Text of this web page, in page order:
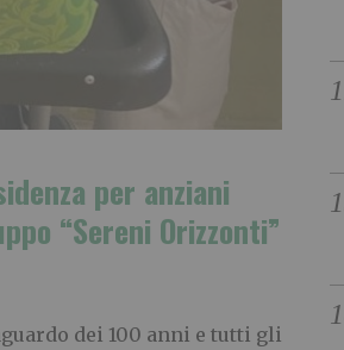
per anziani
“Sereni Orizzonti”
dei 100 anni e tutti gli